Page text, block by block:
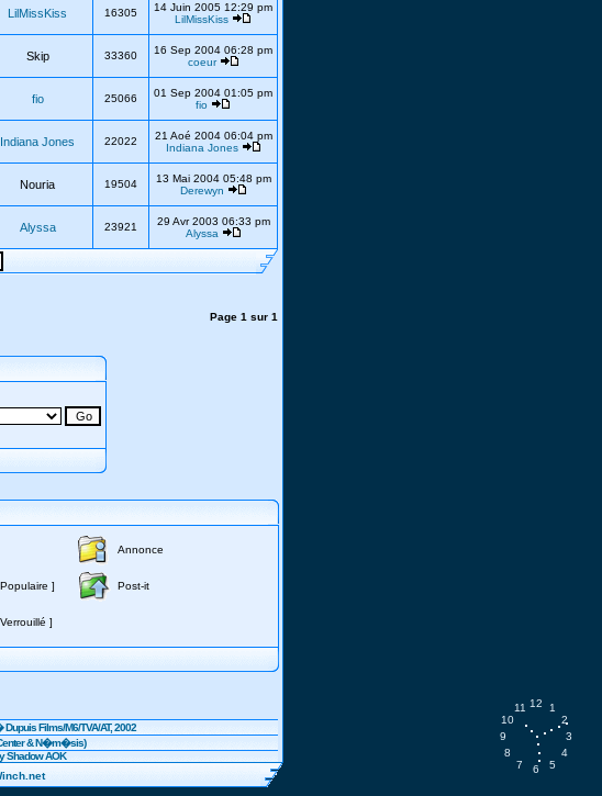
1
2
3
4
5
6
7
8
9
10
11 12
LilMissKiss 16305
14 Juin 2005 12:29 pm
LilMissKiss
Skip 33360
16 Sep 2004 06:28 pm
coeur
fio 25066
01 Sep 2004 01:05 pm
fio
Indiana Jones 22022
21 Aoé 2004 06:04 pm
Indiana Jones
Nouria 19504
13 Mai 2004 05:48 pm
Derewyn
Alyssa 23921
29 Avr 2003 06:33 pm
Alyssa
Page 1 sur 1
Annonce
] Post-it
]
DupuisFilms/M6/TVA/AT, 2002
& N�m�sis)
Shadow AOK